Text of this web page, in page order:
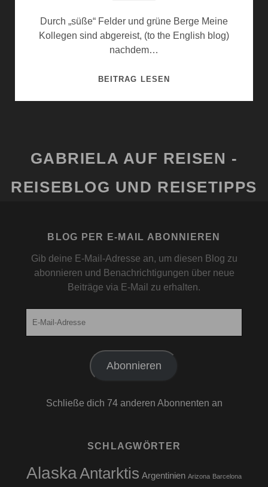
Durch „süße“ Felder und grüne Berge Meine
Kollegen sind abgereist, (to the English blog)
nachdem…
BEITRAG LESENMIT
1
GABRIELA AUF REISEN -
REISEBLOG UND REISETIPPS
BLOG PER E-MAIL ABONNIEREN
Gib deine E-Mail-Adresse an, um diesen Blog zu
abonnieren und Benachrichtigungen über neue
Beiträge via E-Mail zu erhalten.
Abonnieren
Schließe dich 74 anderen Abonnenten an
SCHLAGWÖRTER
AlaskaAntarktis Argentinien Arizona Barcelona